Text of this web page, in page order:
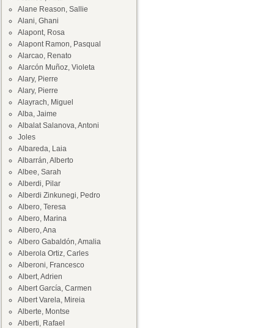
Alane Reason, Sallie
Alani, Ghani
Alapont, Rosa
Alapont Ramon, Pasqual
Alarcao, Renato
Alarcón Muñoz, Violeta
Alary, Pierre
Alary, Pierre
Alayrach, Miguel
Alba, Jaime
Albalat Salanova, Antoni
Joles
Albareda, Laia
Albarrán, Alberto
Albee, Sarah
Alberdi, Pilar
Alberdi Zinkunegi, Pedro
Albero, Teresa
Albero, Marina
Albero, Ana
Albero Gabaldón, Amalia
Alberola Ortiz, Carles
Alberoni, Francesco
Albert, Adrien
Albert García, Carmen
Albert Varela, Mireia
Alberte, Montse
Alberti, Rafael